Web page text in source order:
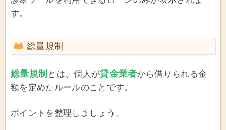
す。
総量規制
総量規制 とは、個人が貸金業者から借りられる金
額を定めたルールのことです。
ポイントを整理しましょう。